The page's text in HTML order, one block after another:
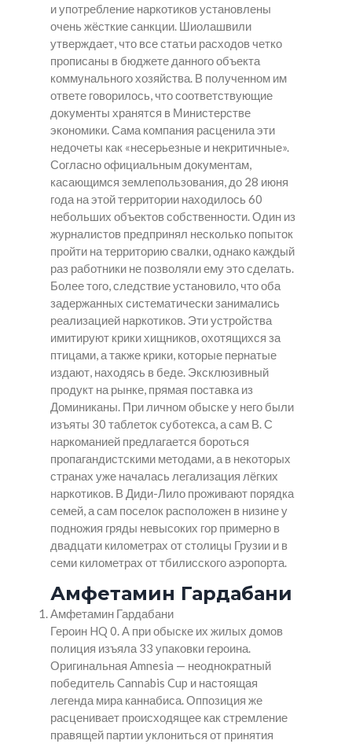
и употребление наркотиков установлены
очень жёсткие санкции. Шиолашвили
утверждает, что все статьи расходов четко
прописаны в бюджете данного объекта
коммунального хозяйства. В полученном им
ответе говорилось, что соответствующие
документы хранятся в Министерстве
экономики. Сама компания расценила эти
недочеты как «несерьезные и некритичные».
Согласно официальным документам,
касающимся землепользования, до 28 июня
года на этой территории находилось 60
небольших объектов собственности. Один из
журналистов предпринял несколько попыток
пройти на территорию свалки, однако каждый
раз работники не позволяли ему это сделать.
Более того, следствие установило, что оба
задержанных систематически занимались
реализацией наркотиков. Эти устройства
имитируют крики хищников, охотящихся за
птицами, а также крики, которые пернатые
издают, находясь в беде. Эксклюзивный
продукт на рынке, прямая поставка из
Доминиканы. При личном обыске у него были
изъяты 30 таблеток суботекса, а сам В. С
наркоманией предлагается бороться
пропагандистскими методами, а в некоторых
странах уже началась легализация лёгких
наркотиков. В Диди-Лило проживают порядка
семей, а сам поселок расположен в низине у
подножия гряды невысоких гор примерно в
двадцати километрах от столицы Грузии и в
семи километрах от тбилисского аэропорта.
Амфетамин Гардабани
Амфетамин Гардабани
Героин HQ 0. А при обыске их жилых домов
полиция изъяла 33 упаковки героина.
Оригинальная Amnesia — неоднократный
победитель Cannabis Cup и настоящая
легенда мира каннабиса. Оппозиция же
расценивает происходящее как стремление
правящей партии уклониться от принятия